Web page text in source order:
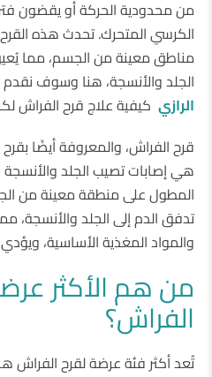
من محدودية الحركة أو يقضون
الكرسي المتحرك. تحدث هذه
مناطق معينة من الجسم، مما
الجلد والأنسجة، هنا وسوف
الرازي كيفية علاج قرح الفراش
قرح الفراش، والمعروفة أيضًا
هي إصابات تصيب الجلد
المطول على منطقة معينة من
تدفق الدم إلى الجلد والأنسجة،
والمواد المغذية الأساسية،
من هم الأكثر
الفراش؟
تُعد أكثر فئة عرضة لقرح الفراش